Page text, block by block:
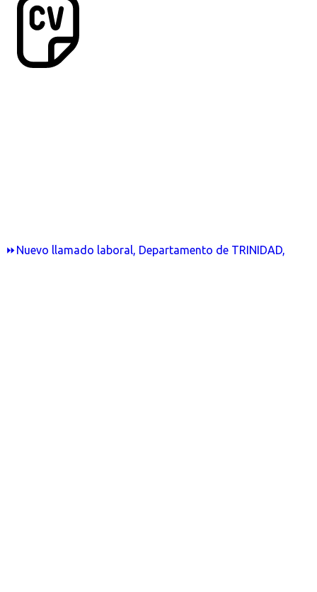
⏩Nuevo llamado laboral, Departamento de TRINIDAD,